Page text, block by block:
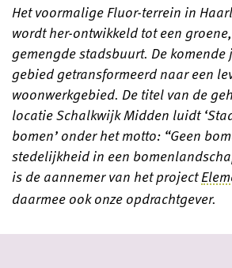
Het voormalige Fluor-terrein in
wordt her-ontwikkeld tot een
gemengde stadsbuurt. De
gebied getransformeerd naar een
woonwerkgebied. De titel van de
locatie Schalkwijk Midden luidt
bomen’ onder het motto: “Geen
stedelijkheid in een
is de aannemer van het project
daarmee ook onze opdrachtgever.